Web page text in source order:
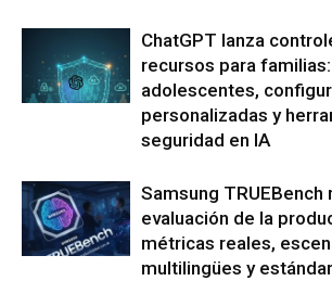
ChatGPT lanza
recursos para
adolescentes,
personalizadas y
seguridad en IA
Samsung TRUEBench
evaluación de la
métricas reales,
multilingües y